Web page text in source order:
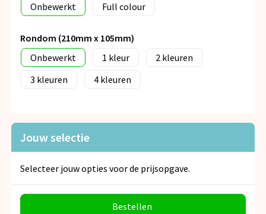
Onbewerkt
Full colour
Rondom (210mm x 105mm)
Onbewerkt
1
2
3
4
Jouw selectie
Selecteer jouw opties voor de prijsopgave.
Bestellen